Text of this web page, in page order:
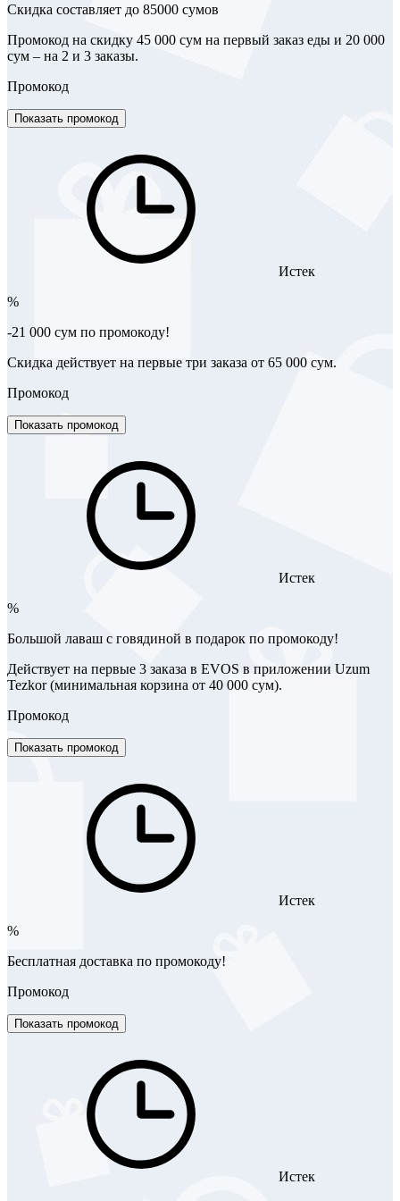
Скидка составляет до 85000 сумов
Промокод на скидку 45 000 сум на первый заказ еды и 20 000
сум – на 2 и 3 заказы.
Промокод
Показать промокод
Истек
%
-21 000 сум по промокоду!
Скидка действует на первые три заказа от 65 000 сум.
Промокод
Показать промокод
Истек
%
Большой лаваш с говядиной в подарок по промокоду!
Действует на первые 3 заказа в EVOS в приложении Uzum
Tezkor (минимальная корзина от 40 000 сум).
Промокод
Показать промокод
Истек
%
Бесплатная доставка по промокоду!
Промокод
Показать промокод
Истек